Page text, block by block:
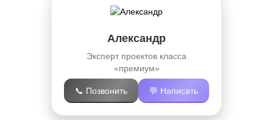
Александр
Эксперт проектов класса
«премиум»
📞 Позвонить 💬 Написать